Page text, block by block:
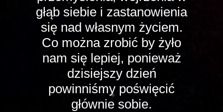
głąb siebie i zastanowienia
się nad własnym życiem.
Co można zrobić by żyło
nam się lepiej, ponieważ
dzisiejszy dzień
powinniśmy poświęcić
głównie sobie.